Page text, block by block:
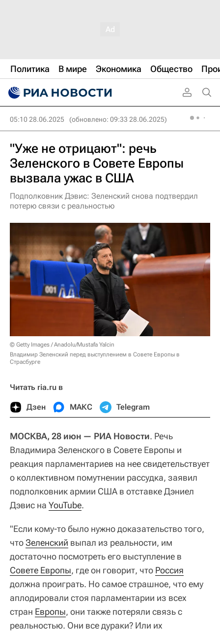
Политика В мире Экономика Общество
05:10 28.06.2025 (обновлено: 09:33 28.06.2025)
"Уже не отрицают": речь
Зеленского в Совете Европы
вызвала ужас в США
Подполковник Дэвис: Зеленский снова подтвердил
потерю связи с реальностью
© Getty Images / Anadolu/Mustafa Yalcin
Владимир Зеленский перед выступлением в Совете Европы в
Страсбурге
Читать ria.ru в
Дзен МАКС Telegram
МОСКВА, 28 июн — РИА Новости. Речь
Владимира Зеленского в Совете Европы и
реакция парламентариев на нее свидетельствует
о коллективном помутнении рассудка, заявил
подполковник армии США в отставке Дэниел
Дэвис на YouTube.
"Если кому-то было нужно доказательство того,
чтоЗеленский выпал из реальности, им
достаточно посмотреть его выступление в
Совете Европы, где он говорит, что Россия
должна проиграть. Но самое страшное, что ему
аплодировали стоя парламентарии из всех
стран Европы, они также потеряли связь с
реальностью. Они все дураки? Или их